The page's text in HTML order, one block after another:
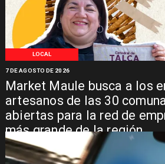
LOCAL
Market Maule busca a los
artesanos de las 30
abiertas para la red de
más grande de la región
7 DE AGOSTO DE 2026